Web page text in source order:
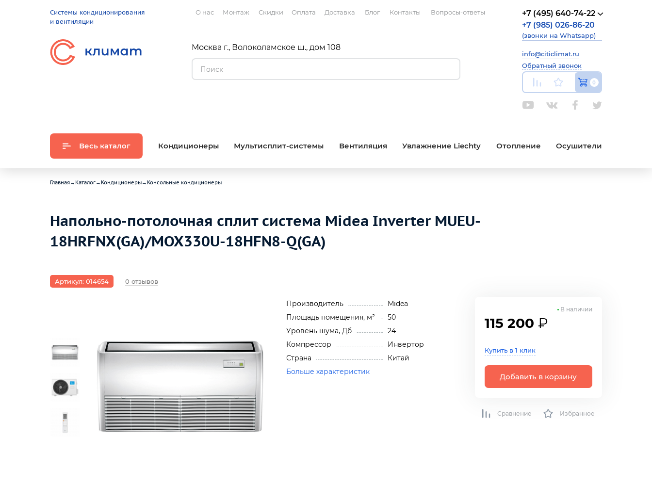
Системы кондиционирования
и вентиляции
О нас Монтаж Скидки Оплата Доставка Блог Контакты Вопросы-ответы
Москва г., Волоколамское ш., дом 108
+7 (495) 640-74-22
+7 (985) 026-86-20
(звонки на Whatsapp)
info@citiclimat.ru
Обратный звонок
0
Весь каталог Кондиционеры Мультисплит-системы Вентиляция Увлажнение Liechty Отопление Осушители
Главная→ Каталог→ Кондиционеры→ Консольные кондиционеры
Напольно-потолочная сплит система Midea Inverter MUEU-
18HRFNX(GA)/MOX330U-18HFN8-Q(GA)
Артикул: 014654 0 отзывов
Производитель
Midea
Площадь помещения, м²
50
Уровень шума, Дб
24
Компрессор
Инвертор
Страна
Китай
Больше характеристик
115 200 ₽
Купить в 1 клик
Добавить в корзину
В наличии
Сравнение Избранное